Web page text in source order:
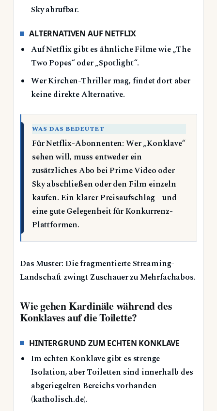
Sky abrufbar.
ALTERNATIVEN AUF NETFLIX
Auf Netflix gibt es ähnliche Filme wie „The
Two Popes“ oder „Spotlight“.
Wer Kirchen-Thriller mag, findet dort aber
keine direkte Alternative.
WAS DAS BEDEUTET
Für Netflix-Abonnenten: Wer „Konklave“
sehen will, muss entweder ein
zusätzliches Abo bei Prime Video oder
Sky abschließen oder den Film einzeln
kaufen. Ein klarer Preisaufschlag – und
eine gute Gelegenheit für Konkurrenz-
Plattformen.
Das Muster: Die fragmentierte Streaming-
Landschaft zwingt Zuschauer zu Mehrfachabos.
Wie gehen Kardinäle während des
Konklaves auf die Toilette?
HINTERGRUND ZUM ECHTEN KONKLAVE
Im echten Konklave gibt es strenge
Isolation, aber Toiletten sind innerhalb des
abgeriegelten Bereichs vorhanden
(katholisch.de).